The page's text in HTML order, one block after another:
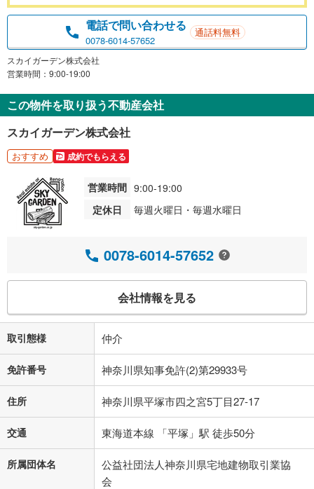
電話で問い合わせる
0078-6014-57652
通話料無料
スカイガーデン株式会社
営業時間：9:00-19:00
この物件を取り扱う不動産会社
スカイガーデン株式会社
おすすめ 成約でもらえる
営業時間 9:00-19:00
定休日
毎週火曜日・毎週水曜日
0078-6014-57652
会社情報を見る
取引態様 仲介
免許番号 神奈川県知事免許(2)第29933号
住所 神奈川県平塚市四之宮5丁目27-17
交通 東海道本線 「平塚」駅 徒歩50分
所属団体名
公益社団法人神奈川県宅地建物取引業協
会